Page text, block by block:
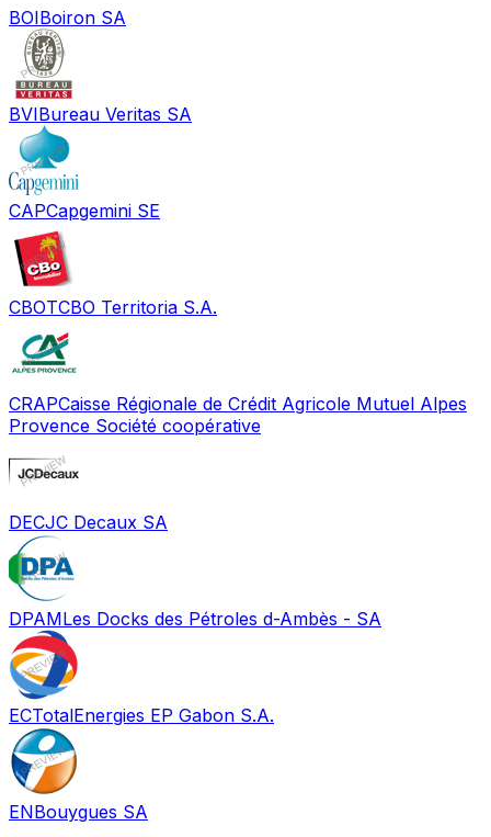
BOIBoiron SA
BVIBureau Veritas SA
CAPCapgemini SE
CBOTCBO Territoria S.A.
CRAPCaisse Régionale de Crédit Agricole Mutuel Alpes
Provence Société coopérative
DECJC Decaux SA
DPAMLes Docks des Pétroles d-Ambès - SA
ECTotalEnergies EP Gabon S.A.
ENBouygues SA